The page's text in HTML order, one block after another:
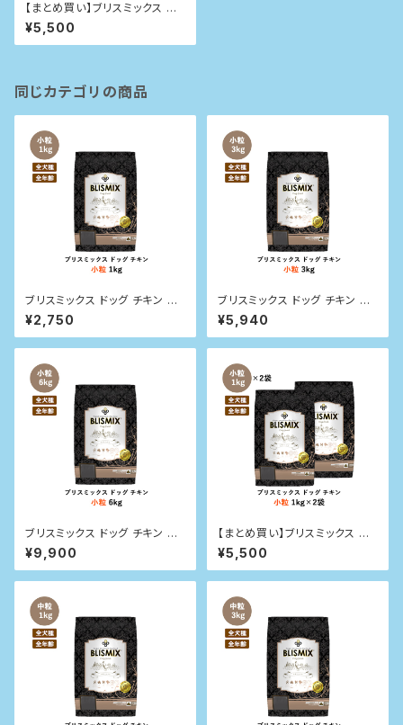
【まとめ買い】ブリスミックス ドッ
グ チキン 中粒 1kg×2袋
¥5,500
同じカテゴリの商品
ブリスミックス ドッグ チキン 小
粒 1kg
¥2,750
ブリスミックス ドッグ チキン 小
粒 3kg
¥5,940
ブリスミックス ドッグ チキン 小
粒 6kg
¥9,900
【まとめ買い】ブリスミックス ドッ
グ チキン 小粒 1kg×2袋
¥5,500